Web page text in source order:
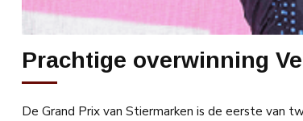
Prachtige overwinning
De Grand Prix van Stiermarken is de eerste van